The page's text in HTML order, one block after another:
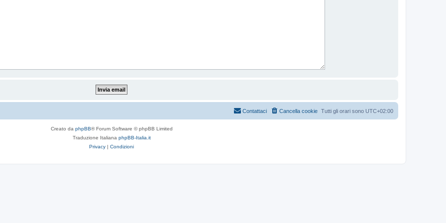
Tutti gli orari sono UTC+02:00
Cancella cookie
Contattaci
Creato da phpBB® Forum Software © phpBB Limited
Traduzione Italiana phpBB-Italia.it
Privacy | Condizioni